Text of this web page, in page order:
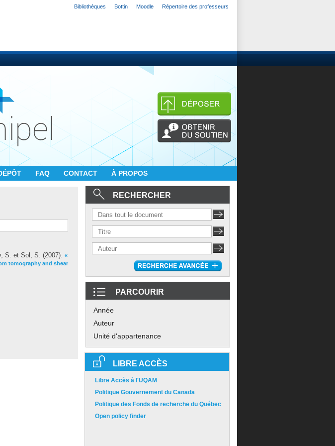
Bibliothèques Bottin Moodle Répertoire des professeurs
FAQ CONTACT À PROPOS
S. et Sol, S. (2007). «
tomography and shear
RECHERCHER
PARCOURIR
Année
Auteur
Unité d'appartenance
LIBRE ACCÈS
Libre Accès à l'UQAM
Politique Gouvernement du Canada
Politique des Fonds de recherche du Québec
Open policy finder